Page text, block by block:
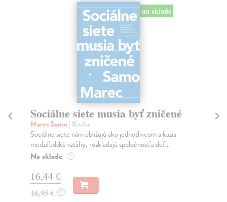
na sklade
Sociálne siete musia byť zničené
Marec Samo| Kniha
Sociálne siete nám ubližujú ako jednotlivcom a kazia
medziľudské vzťahy, rozkladajú spoločnosť a def...
Na sklade ?
16,44 €
16,95 € ?